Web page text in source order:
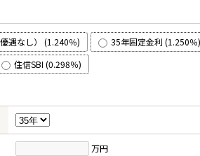
遇なし） (1.240％)
35年固定金利 (1.250％)
住信SBI (0.298％)
万円